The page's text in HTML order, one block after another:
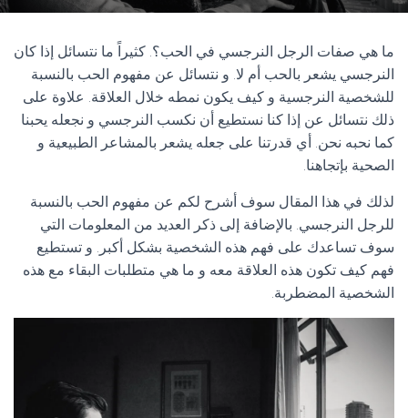
ما هي صفات الرجل النرجسي في الحب؟. كثيراً ما نتسائل إذا كان
النرجسي يشعر بالحب أم لا. و نتسائل عن مفهوم الحب بالنسبة
للشخصية النرجسية و كيف يكون نمطه خلال العلاقة. علاوة على
ذلك نتسائل عن إذا كنا نستطيع أن نكسب النرجسي و نجعله يحبنا
كما نحبه نحن. أي قدرتنا على جعله يشعر بالمشاعر الطبيعية و
الصحية بإتجاهنا.
لذلك في هذا المقال سوف أشرح لكم عن مفهوم الحب بالنسبة
للرجل النرجسي. بالإضافة إلى ذكر العديد من المعلومات التي
سوف تساعدك على فهم هذه الشخصية بشكل أكبر. و تستطيع
فهم كيف تكون هذه العلاقة معه و ما هي متطلبات البقاء مع هذه
الشخصية المضطربة.